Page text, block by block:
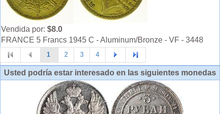
Vendida por: $8.0
FRANCE 5 Francs 1945 C - Aluminum/Bronze - VF - 3448
1 2 3 4
Usted podría estar interesado en las siguientes monedas